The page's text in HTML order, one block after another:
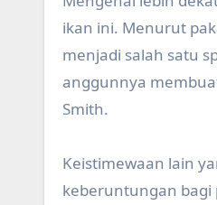
ikan ini. Menurut
menjadi salah satu
anggunnya
Smith.
Keistimewaan lain
keberuntungan bagi